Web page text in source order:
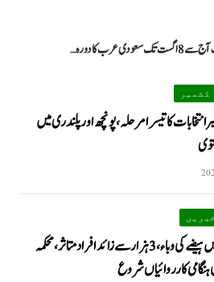
کا دورہ…
کشمیر
انتخابات کا تیسرا مرحلہ، پونچھ اور پلندری میں
دیر بالا میں ہیضے کی وباء، 3 ہزار سے زائد افراد متاثر، محکمہ
کارروائیاں شروع